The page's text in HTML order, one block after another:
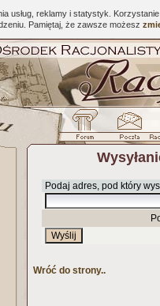
usług, reklamy i statystyk.
Pamiętaj, że zawsze możesz
Podaj adres, pod który
Wróć do strony..